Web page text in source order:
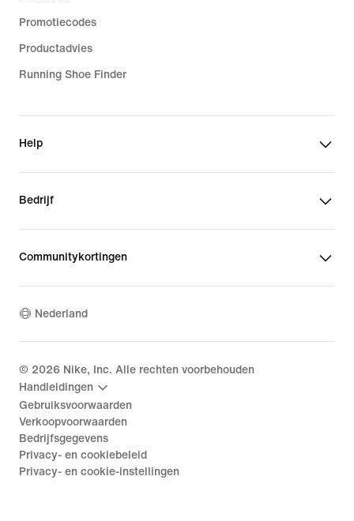
Promotiecodes
Productadvies
Running Shoe Finder
Help
Bedrijf
Communitykortingen
Nederland
© 2026 Nike, Inc. Alle rechten voorbehouden
Handleidingen
Gebruiksvoorwaarden
Verkoopvoorwaarden
Bedrijfsgegevens
Privacy- en cookiebeleid
Privacy- en cookie-instellingen